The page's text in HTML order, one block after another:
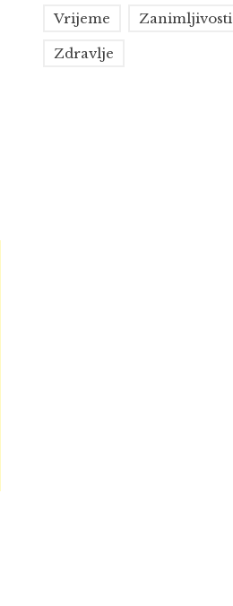
Vrijeme Zanimljivosti
Zdravlje